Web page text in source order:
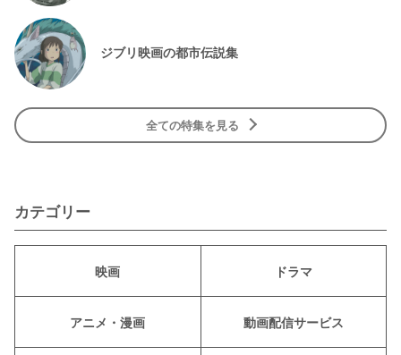
ジブリ映画の都市伝説集
全ての特集を見る
カテゴリー
映画 ドラマ
アニメ・漫画 動画配信サービス